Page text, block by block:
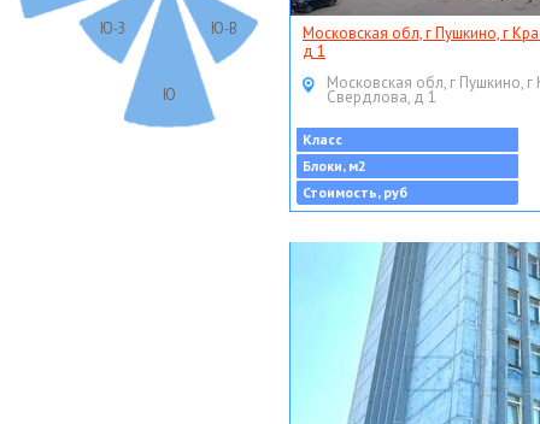
Ю-В
Ю
Ю-З
Московская обл, г Пушкино, г
д 1
Московская обл, г Пушкино, г
Свердлова, д 1
Класс
Блоки, м2
Стоимость, руб